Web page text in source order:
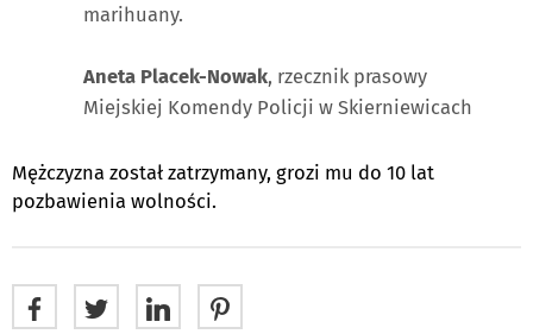
marihuany.
Aneta Placek-Nowak, rzecznik prasowy
Miejskiej Komendy Policji w Skierniewicach
Mężczyzna został zatrzymany, grozi mu do 10 lat
pozbawienia wolności.